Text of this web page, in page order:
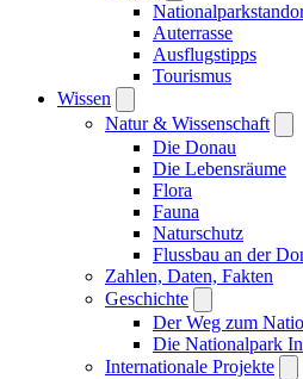
Auterrasse
Ausflugstipps
Tourismus
Wissen
Natur & Wissenschaft
Die Donau
Die Lebensräume
Flora
Fauna
Naturschutz
Flussbau an der
Zahlen, Daten, Fakten
Geschichte
Der Weg zum
Die Nationalpark
Internationale Projekte